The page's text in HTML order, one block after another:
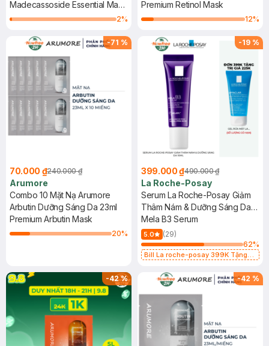
24ml
Madecassoside Essential Mask
- Blemish Repair
2%
Hóa 23ml
Premium Retinol Mask
12%
-71 %
70.000 ₫240.000 ₫
Arumore
Combo 10 Mặt Nạ Arumore
Arbutin Dưỡng Sáng Da 23ml
Premium Arbutin Mask
20%
-19 %
399.000 ₫490.000 ₫
La Roche-Posay
Serum La Roche-Posay Giảm
Thâm Nám & Dưỡng Sáng Da
10ml
Mela B3 Serum
5.0
(29)
62%
Bill La roche-posay 399K Tặng
(SL có hạn)
-42% -42 %